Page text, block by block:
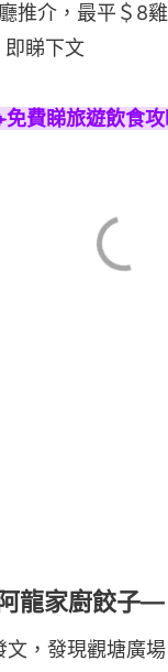
推介，最平＄8
即睇下文
費睇旅遊飲食攻
龍家廚餃子
文，發現觀塘廣